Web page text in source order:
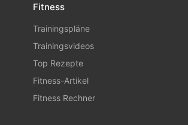
Fitness
Trainingspläne
Trainingsvideos
Top Rezepte
Fitness-Artikel
Fitness Rechner